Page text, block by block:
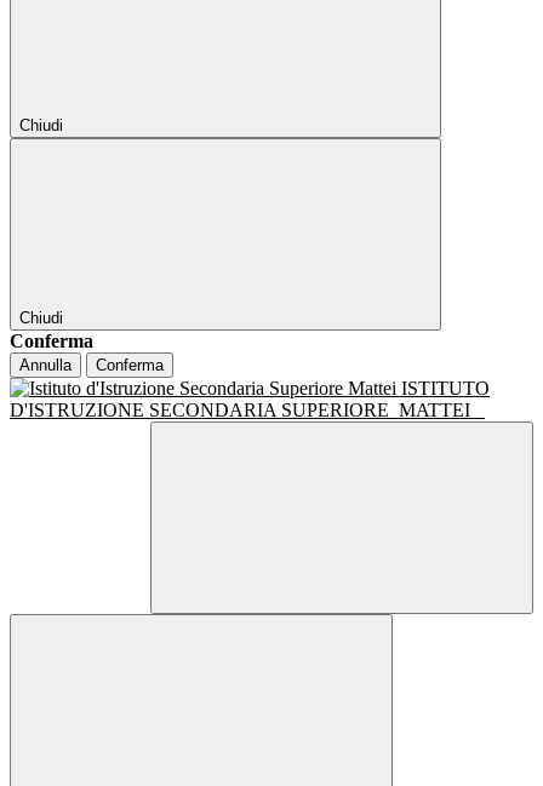
Chiudi
Chiudi
Conferma
Annulla Conferma
ISTITUTO
D'ISTRUZIONE SECONDARIA SUPERIORE MATTEI